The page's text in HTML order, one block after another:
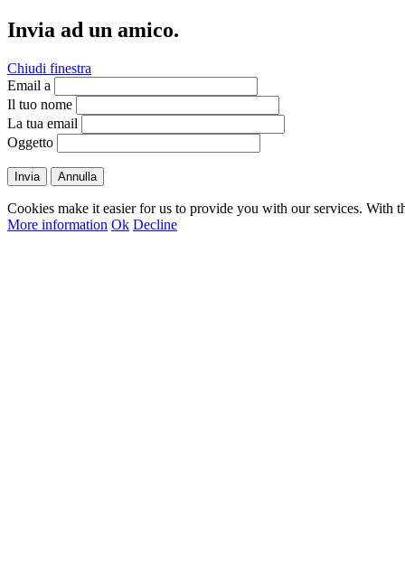
Invia ad un amico.
Chiudi finestra
Email a
Il tuo nome
La tua email
Oggetto
Invia Annulla
Cookies make it easier for us to provide you with our services. With
More information Ok Decline